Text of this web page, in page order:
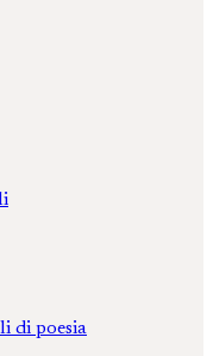
di poesia